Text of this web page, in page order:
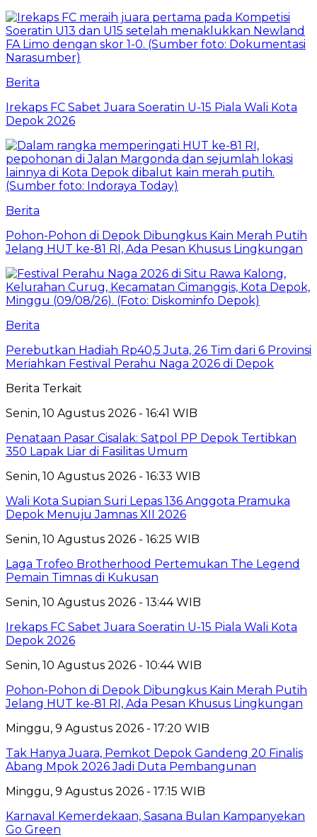
Berita
Irekaps FC Sabet Juara Soeratin U-15 Piala Wali Kota
Depok 2026
Berita
Pohon-Pohon di Depok Dibungkus Kain Merah Putih
Jelang HUT ke-81 RI, Ada Pesan Khusus Lingkungan
Berita
Perebutkan Hadiah Rp40,5 Juta, 26 Tim dari 6 Provinsi
Meriahkan Festival Perahu Naga 2026 di Depok
Berita Terkait
Senin, 10 Agustus 2026 - 16:41 WIB
Penataan Pasar Cisalak: Satpol PP Depok Tertibkan
350 Lapak Liar di Fasilitas Umum
Senin, 10 Agustus 2026 - 16:33 WIB
Wali Kota Supian Suri Lepas 136 Anggota Pramuka
Depok Menuju Jamnas XII 2026
Senin, 10 Agustus 2026 - 16:25 WIB
Laga Trofeo Brotherhood Pertemukan The Legend
Pemain Timnas di Kukusan
Senin, 10 Agustus 2026 - 13:44 WIB
Irekaps FC Sabet Juara Soeratin U-15 Piala Wali Kota
Depok 2026
Senin, 10 Agustus 2026 - 10:44 WIB
Pohon-Pohon di Depok Dibungkus Kain Merah Putih
Jelang HUT ke-81 RI, Ada Pesan Khusus Lingkungan
Minggu, 9 Agustus 2026 - 17:20 WIB
Tak Hanya Juara, Pemkot Depok Gandeng 20 Finalis
Abang Mpok 2026 Jadi Duta Pembangunan
Minggu, 9 Agustus 2026 - 17:15 WIB
Karnaval Kemerdekaan, Sasana Bulan Kampanyekan
Go Green